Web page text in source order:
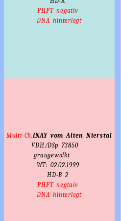
PHPT negativ
DNA hinterlegt
Multi-Ch.INAY vom Alten Nierstal
VDH/DSp 73850
graugewolkt
WT: 02.02.1999
HD-B 2
PHPT negtaiv
DNA hinterlegt